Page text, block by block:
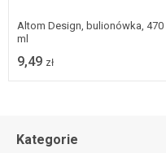
Altom Design, bulionówka, 470
ml
9,49 zł
Kategorie